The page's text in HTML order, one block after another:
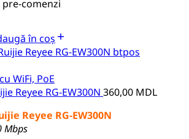
comenzi
în coș
WiFi, PoE
Reyee RG-EW300N 360,00 MDL
Reyee RG-EW300N
Mbps